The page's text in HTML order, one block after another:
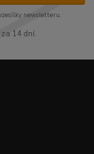
newsletteru.
za 14 dní.